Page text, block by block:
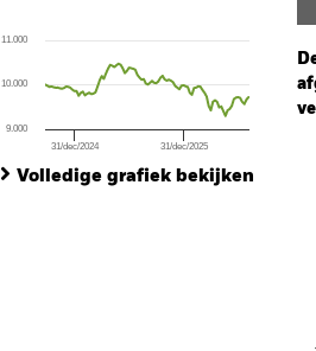
The chart has 1 X axis displaying Time.
The chart has 1 Y axis displaying values.
31/dec/2024 31/dec/2025
9.000
10.000
11.000
Volledige grafiek bekijken